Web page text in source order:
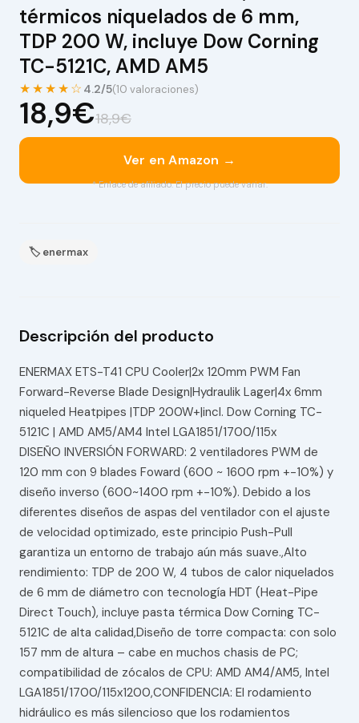
térmicos niquelados de 6 mm,
TDP 200 W, incluye Dow Corning
TC-5121C, AMD AM5
★★★★☆ 4.2/5(10 valoraciones)
18,9€18,9€
Ver en Amazon →
* Enlace de afiliado. El precio puede variar.
🏷 enermax
Descripción del producto
ENERMAX ETS-T41 CPU Cooler|2x 120mm PWM Fan
Forward-Reverse Blade Design|Hydraulik Lager|4x 6mm
niqueled Heatpipes |TDP 200W+|incl. Dow Corning TC-
5121C | AMD AM5/AM4 Intel LGA1851/1700/115x
DISEÑO INVERSIÓN FORWARD: 2 ventiladores PWM de
120 mm con 9 blades Foward (600 ~ 1600 rpm +-10%) y
diseño inverso (600~1400 rpm +-10%). Debido a los
diferentes diseños de aspas del ventilador con el ajuste
de velocidad optimizado, este principio Push-Pull
garantiza un entorno de trabajo aún más suave.,Alto
rendimiento: TDP de 200 W, 4 tubos de calor niquelados
de 6 mm de diámetro con tecnología HDT (Heat-Pipe
Direct Touch), incluye pasta térmica Dow Corning TC-
5121C de alta calidad,Diseño de torre compacta: con solo
157 mm de altura – cabe en muchos chasis de PC;
compatibilidad de zócalos de CPU: AMD AM4/AM5, Intel
LGA1851/1700/115x1200,CONFIDENCIA: El rodamiento
hidráulico es más silencioso que los rodamientos